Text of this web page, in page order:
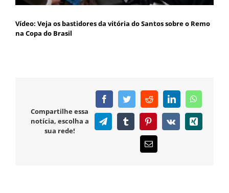
Vídeo: Veja os bastidores da vitória do Santos sobre o Remo
na Copa do Brasil
Compartilhe essa
notícia, escolha a
sua rede!
FacebookTwitterRedditLinkedIn
TelegramTumblr PinterestVk Xing
E-
mail